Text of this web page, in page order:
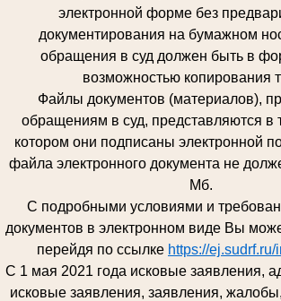
электронной форме без
документирования на бумажном
обращения в суд должен быть в
возможностью копирования
Файлы документов (материалов),
обращениям в суд, представляются в
котором они подписаны электронной
файла электронного документа не
Мб.
С подробными условиями и
документов в электронном виде Вы
перейдя по ссылке https://
С 1 мая 2021 года исковые заявления,
исковые заявления, заявления,